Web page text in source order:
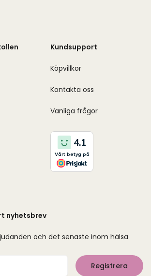
Kundsupport
Köpvillkor
Kontakta oss
Vanliga frågor
nyhetsbrev
och det senaste inom hälsa
Registrera